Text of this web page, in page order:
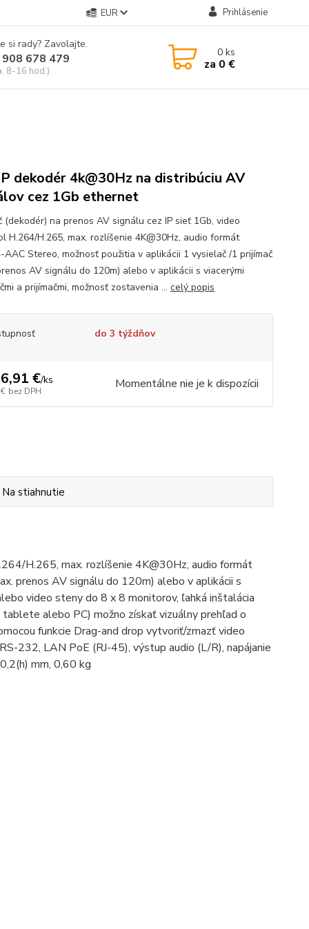
EUR Prihlásenie
si rady? Zavolajte.
678 479
8-16 hod.)
0ks
za 0 €
dekodér 4k@30Hz na distribúciu AV
cez 1Gb ethernet
(dekodér) na prenos AV signálu cez IP sieť 1Gb, video
H.264/H.265, max. rozlíšenie 4K@30Hz, audio formát
AAC Stereo, možnosť použitia v aplikácii 1 vysielač /1 prijímač
AV signálu do 120m) alebo v aplikácii s viacerými
a prijímačmi, možnosť zostavenia ... celý popis
do 3 týždňov
€/ks
bez DPH Momentálne nie je k dispozícii
Na stiahnutie
H.265, max. rozlíšenie 4K@30Hz, audio formát
prenos AV signálu do 120m) alebo v aplikácii s
video steny do 8 x 8 monitorov, ľahká inštalácia
alebo PC) možno získať vizuálny prehľad o
funkcie Drag-and drop vytvoriť/zmazť video
232, LAN PoE (RJ-45), výstup audio (L/R), napájanie
mm, 0,60 kg